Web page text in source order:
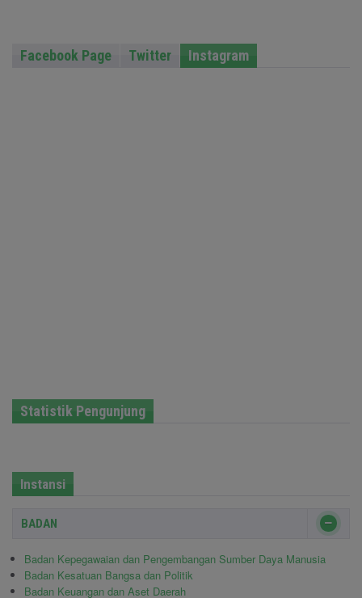
Facebook Page Twitter Instagram
Statistik Pengunjung
Instansi
BADAN
Badan Kepegawaian dan Pengembangan Sumber Daya Manusia
Badan Kesatuan Bangsa dan Politik
Badan Keuangan dan Aset Daerah